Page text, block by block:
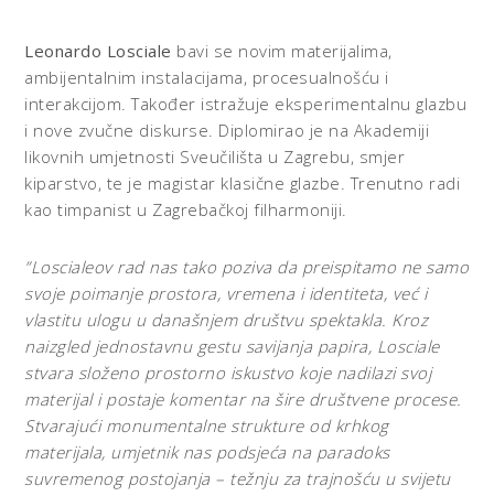
Leonardo Losciale bavi se novim materijalima,
ambijentalnim instalacijama, procesualnošću i
interakcijom. Također istražuje eksperimentalnu glazbu
i nove zvučne diskurse. Diplomirao je na Akademiji
likovnih umjetnosti Sveučilišta u Zagrebu, smjer
kiparstvo, te je magistar klasične glazbe. Trenutno radi
kao timpanist u Zagrebačkoj filharmoniji.
”Loscialeov rad nas tako poziva da preispitamo ne samo
svoje poimanje prostora, vremena i identiteta, već i
vlastitu ulogu u današnjem društvu spektakla. Kroz
naizgled jednostavnu gestu savijanja papira, Losciale
stvara složeno prostorno iskustvo koje nadilazi svoj
materijal i postaje komentar na šire društvene procese.
Stvarajući monumentalne strukture od krhkog
materijala, umjetnik nas podsjeća na paradoks
suvremenog postojanja – težnju za trajnošću u svijetu